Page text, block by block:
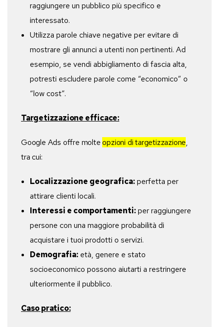
raggiungere un pubblico più specifico e
interessato.
Utilizza parole chiave negative per evitare di
mostrare gli annunci a utenti non pertinenti. Ad
esempio, se vendi abbigliamento di fascia alta,
potresti escludere parole come “economico” o
“low cost”.
Targetizzazione efficace:
Google Ads offre molteopzioni di targetizzazione,
tra cui:
Localizzazione geografica:perfetta per
attirare clienti locali.
Interessi e comportamenti:per raggiungere
persone con una maggiore probabilità di
acquistare i tuoi prodotti o servizi.
Demografia: età, genere e stato
socioeconomico possono aiutarti a restringere
ulteriormente il pubblico.
Caso pratico: